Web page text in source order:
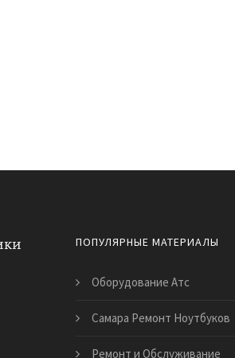
ПОПУЛЯРНЫЕ МАТЕРИАЛЫ
Оборудование Атс
Самара Ремонт Ноутбуков
Ремонт и Обслуживание